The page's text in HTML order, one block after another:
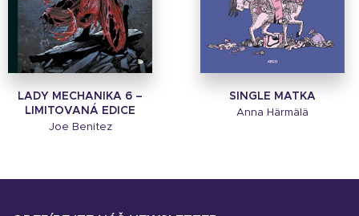
LADY MECHANIKA 6 –
LIMITOVANÁ EDICE
Joe Benitez
SINGLE MATKA
Anna Härmälä